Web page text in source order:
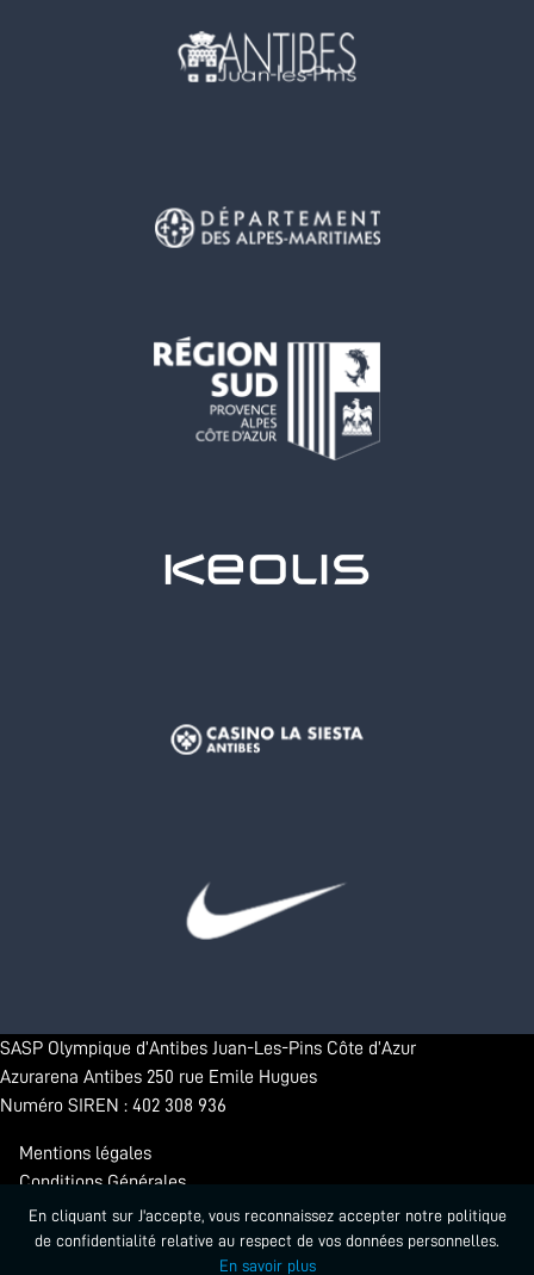
SASP Olympique d’Antibes Juan-Les-Pins Côte d’Azur
Azurarena Antibes 250 rue Emile Hugues
Numéro SIREN : 402 308 936
Mentions légales
Conditions Générales
Confidentialité
En cliquant sur J'accepte, vous reconnaissez accepter notre politique
de confidentialité relative au respect de vos données personnelles.
En savoir plus